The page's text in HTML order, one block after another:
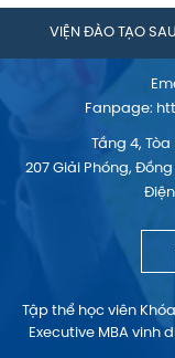
VIỆN ĐÀO TẠO
Fanpage:
Tầng 4,
207 Giải Phóng,
Tập thể học viên
Executive MBA vinh